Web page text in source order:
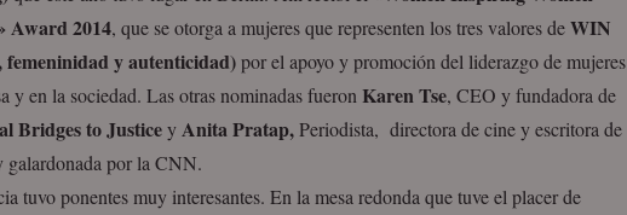
Award 2014, que se otorga a mujeres que representen los tres valores deWIN
femeninidad y autenticidad)por el apoyo y promoción del liderazgo de mujeres
y en la sociedad. Las otras nominadas fueron Karen Tse, CEO y fundadora de
Bridges to JusticeyAnita Pratap,Periodista, directora de cine y escritora de
galardonada por la CNN.
tuvo ponentes muy interesantes. En la mesa redonda que tuve el placer de